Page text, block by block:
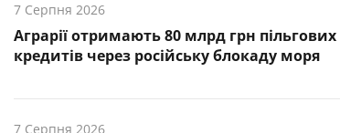
7 Серпня 2026
Аграрії отримають 80 млрд грн пільгових
кредитів через російську блокаду моря
7 Серпня 2026